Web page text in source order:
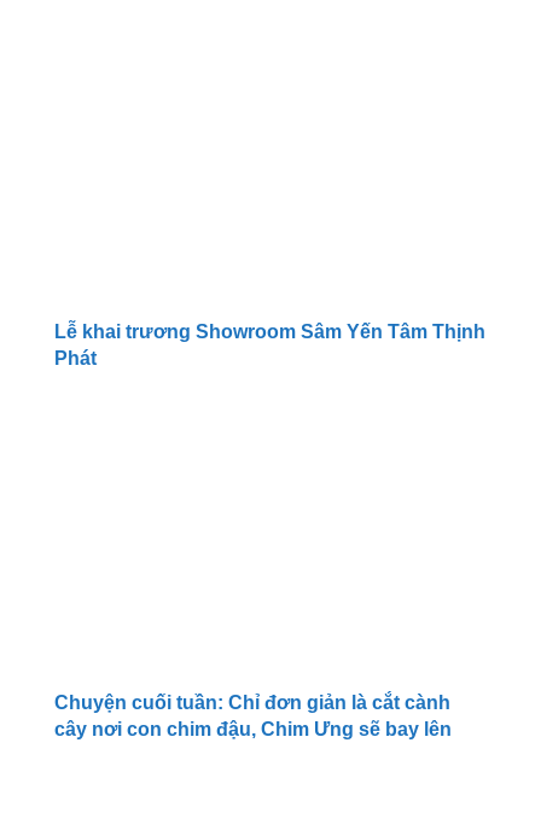
Lễ khai trương Showroom Sâm Yến Tâm Thịnh
Phát
Chuyện cuối tuần: Chỉ đơn giản là cắt cành
cây nơi con chim đậu, Chim Ưng sẽ bay lên